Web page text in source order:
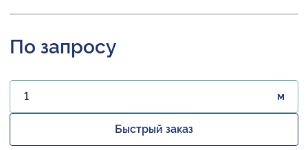
По запросу
м
Быстрый заказ